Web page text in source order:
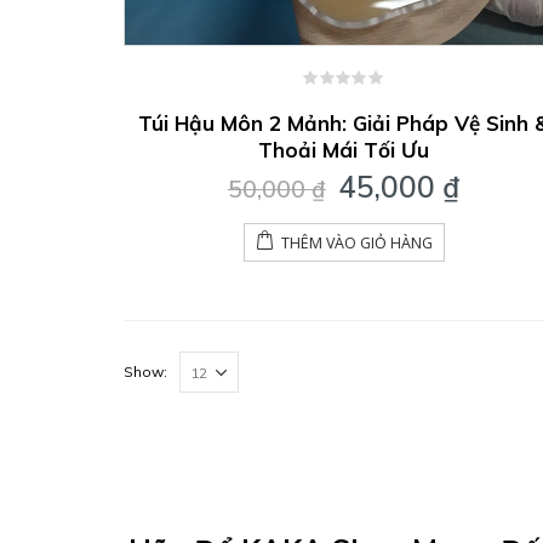
out
of
5
Túi Hậu Môn 2 Mảnh: Giải Pháp Vệ Sinh
Thoải Mái Tối Ưu
50,000₫ Giá
gốc
là:
50,000 ₫.
45,000 ₫
THÊM VÀO GIỎ HÀNG
Show: